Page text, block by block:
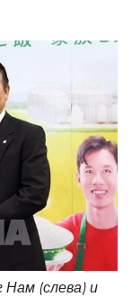
(слева) и